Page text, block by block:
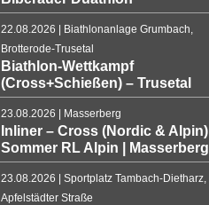
22.08.2026 | Biathlonanlage Grumbach,
Brotterode-Trusetal
Biathlon-Wettkampf
(Cross+Schießen) – Trusetal
23.08.2026 | Masserberg
Inliner – Cross (Nordic & Alpin) |
Sommer RL Alpin | Masserberg
23.08.2026 | Sportplatz Tambach-Dietharz,
Apfelstädter Straße